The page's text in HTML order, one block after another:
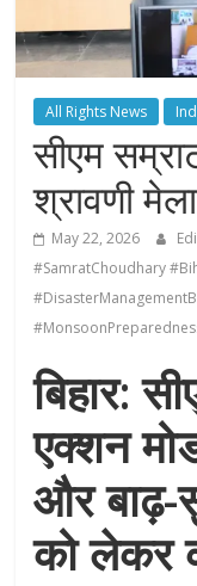
All Rights News
सीएम
श्रावणी
May 22, 2026
#SamratChoudhary
बिहार:
एक्शन
और बाढ़-
को लेकर